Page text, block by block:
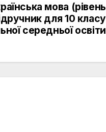
мова (рівень
для 10 класу
середньої освіти